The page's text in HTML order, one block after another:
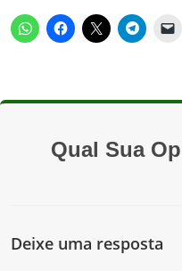
Qual Sua
Deixe uma resposta